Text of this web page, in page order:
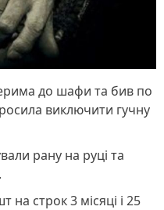
до шафи та бив по
виключити гучну
рану на руці та
строк 3 місяці і 25